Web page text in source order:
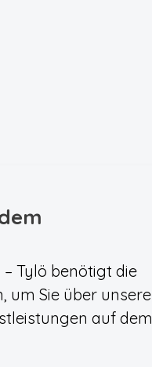
Tylö benötigt die
um Sie über unsere
auf dem